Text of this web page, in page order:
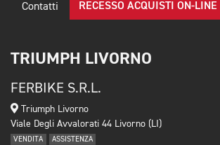
Contatti RECESSO ACQUISTI ON-LINE
TRIUMPH LIVORNO
FERBIKE S.R.L.
Triumph Livorno
Viale Degli Avvalorati 44 Livorno (LI)
VENDITA ASSISTENZA